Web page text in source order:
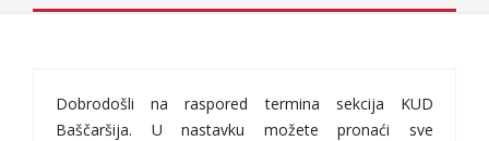
Dobrodošli na raspored termina sekcija KUD
Baščaršija. U nastavku možete pronaći sve